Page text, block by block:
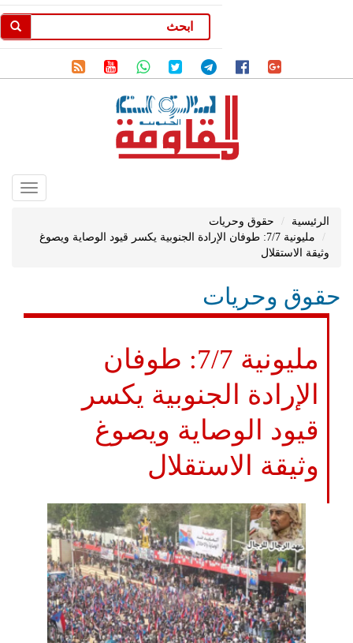
الرئيسية
حقوق وحريات
مليونية 7/7: طوفان الإرادة الجنوبية يكسر قيود الوصاية ويصوغ
وثيقة الاستقلال
حقوق وحريات
مليونية 7/7: طوفان
الإرادة الجنوبية يكسر
قيود الوصاية ويصوغ
وثيقة الاستقلال